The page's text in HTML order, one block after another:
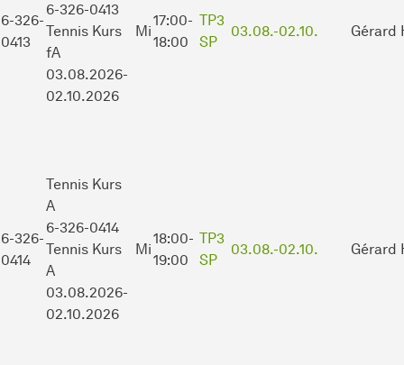
6-326-
0413
6-326-0413
Tennis Kurs
fA
03.08.2026-
02.10.2026
Mi
17:00-
18:00
TP3
SP
03.08.-02.10. Gérard
6-326-
0414
Tennis Kurs
A
6-326-0414
Tennis Kurs
A
03.08.2026-
02.10.2026
Mi
18:00-
19:00
TP3
SP
03.08.-02.10. Gérard